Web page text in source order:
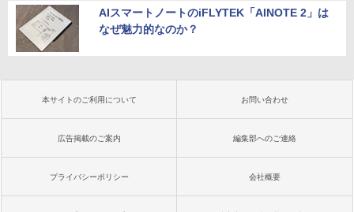
AIスマートノートのiFLYTEK「AINOTE 2」は
なぜ魅力的なのか？
本サイトのご利用について お問い合わせ
広告掲載のご案内 編集部へのご連絡
プライバシーポリシー 会社概要